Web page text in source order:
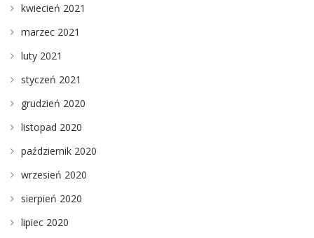
kwiecień 2021
marzec 2021
luty 2021
styczeń 2021
grudzień 2020
listopad 2020
październik 2020
wrzesień 2020
sierpień 2020
lipiec 2020